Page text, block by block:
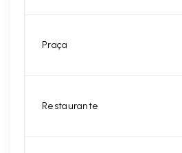
Praça
Restaurante